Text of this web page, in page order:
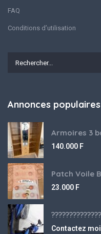
FAQ
Conditions d’utilisation
Annonces populaires
140.000 F
23.000 F
Contactez moi